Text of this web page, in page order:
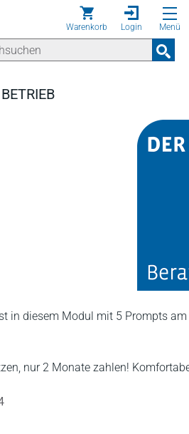
Warenkorb Login Menü
in diesem Modul mit 5 Prompts
nur 2 Monate zahlen!